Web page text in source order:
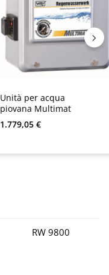
Unità per acqua
piovana Multimat
Prezzo normale:
1.779,05 €
RW 9800